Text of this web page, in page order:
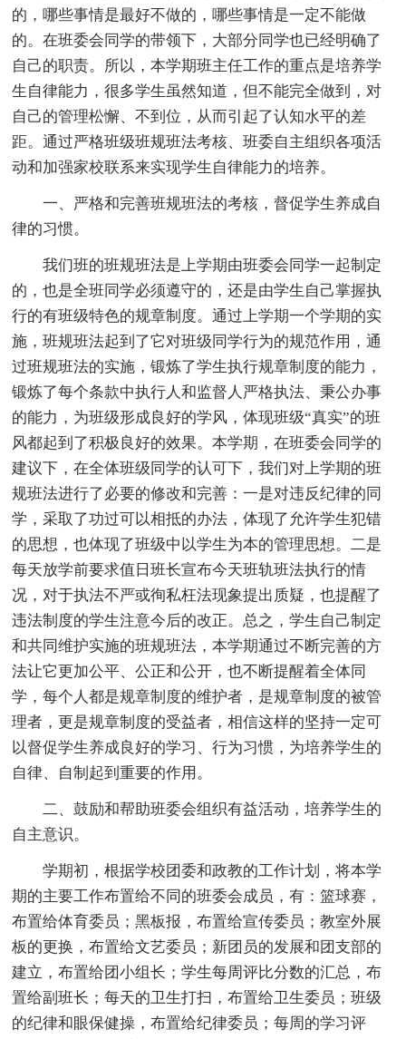
的，哪些事情是最好不做的，哪些事情是一定不能做
的。在班委会同学的带领下，大部分同学也已经明确了
自己的职责。所以，本学期班主任工作的重点是培养学
生自律能力，很多学生虽然知道，但不能完全做到，对
自己的管理松懈、不到位，从而引起了认知水平的差
距。通过严格班级班规班法考核、班委自主组织各项活
动和加强家校联系来实现学生自律能力的培养。
一、严格和完善班规班法的考核，督促学生养成自
律的习惯。
我们班的班规班法是上学期由班委会同学一起制定
的，也是全班同学必须遵守的，还是由学生自己掌握执
行的有班级特色的规章制度。通过上学期一个学期的实
施，班规班法起到了它对班级同学行为的规范作用，通
过班规班法的实施，锻炼了学生执行规章制度的能力，
锻炼了每个条款中执行人和监督人严格执法、秉公办事
的能力，为班级形成良好的学风，体现班级“真实”的班
风都起到了积极良好的效果。本学期，在班委会同学的
建议下，在全体班级同学的认可下，我们对上学期的班
规班法进行了必要的修改和完善：一是对违反纪律的同
学，采取了功过可以相抵的办法，体现了允许学生犯错
的思想，也体现了班级中以学生为本的管理思想。二是
每天放学前要求值日班长宣布今天班轨班法执行的情
况，对于执法不严或徇私枉法现象提出质疑，也提醒了
违法制度的学生注意今后的改正。总之，学生自己制定
和共同维护实施的班规班法，本学期通过不断完善的方
法让它更加公平、公正和公开，也不断提醒着全体同
学，每个人都是规章制度的维护者，是规章制度的被管
理者，更是规章制度的受益者，相信这样的坚持一定可
以督促学生养成良好的学习、行为习惯，为培养学生的
自律、自制起到重要的作用。
二、鼓励和帮助班委会组织有益活动，培养学生的
自主意识。
学期初，根据学校团委和政教的工作计划，将本学
期的主要工作布置给不同的班委会成员，有：篮球赛，
布置给体育委员；黑板报，布置给宣传委员；教室外展
板的更换，布置给文艺委员；新团员的发展和团支部的
建立，布置给团小组长；学生每周评比分数的汇总，布
置给副班长；每天的卫生打扫，布置给卫生委员；班级
的纪律和眼保健操，布置给纪律委员；每周的学习评